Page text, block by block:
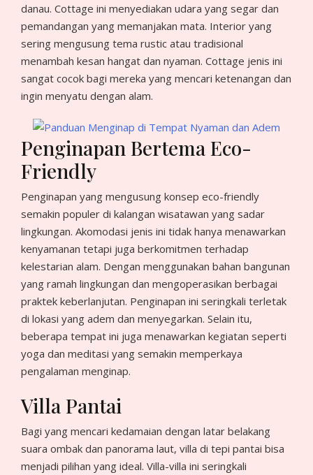
danau. Cottage ini menyediakan udara yang segar dan
pemandangan yang memanjakan mata. Interior yang
sering mengusung tema rustic atau tradisional
menambah kesan hangat dan nyaman. Cottage jenis ini
sangat cocok bagi mereka yang mencari ketenangan dan
ingin menyatu dengan alam.
Penginapan Bertema Eco-
Friendly
Penginapan yang mengusung konsep eco-friendly
semakin populer di kalangan wisatawan yang sadar
lingkungan. Akomodasi jenis ini tidak hanya menawarkan
kenyamanan tetapi juga berkomitmen terhadap
kelestarian alam. Dengan menggunakan bahan bangunan
yang ramah lingkungan dan mengoperasikan berbagai
praktek keberlanjutan. Penginapan ini seringkali terletak
di lokasi yang adem dan menyegarkan. Selain itu,
beberapa tempat ini juga menawarkan kegiatan seperti
yoga dan meditasi yang semakin memperkaya
pengalaman menginap.
Villa Pantai
Bagi yang mencari kedamaian dengan latar belakang
suara ombak dan panorama laut, villa di tepi pantai bisa
menjadi pilihan yang ideal. Villa-villa ini seringkali